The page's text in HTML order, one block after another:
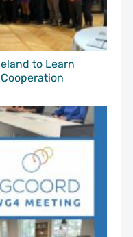
to Learn